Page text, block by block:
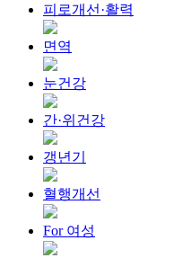
피로개선·활력
면역
눈건강
간·위건강
갱년기
혈행개선
For 여성